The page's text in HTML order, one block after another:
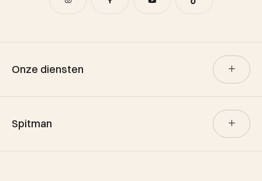
Onze diensten
Aankoop
Spitman